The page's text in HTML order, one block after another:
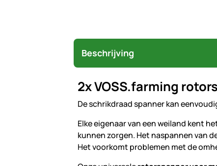
Beschrijving
2x VOSS.farming
De schrikdraad spanner kan
Elke eigenaar van een weiland kent
kunnen zorgen. Het naspannen van
Het voorkomt problemen met de